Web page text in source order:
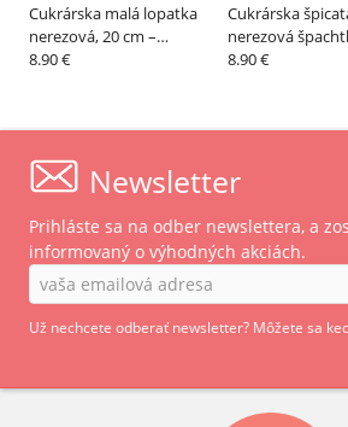
Cukrárska malá lopatka
nerezová, 20 cm –
SILIKOMART
8.90 €
Cukrárska
nerezová
– SILIKOMART
8.90 €
Newsletter
Prihláste sa na odber newslettera, a
informovaný o výhodných akciách.
Už nechcete odberať newsletter? Môžete sa